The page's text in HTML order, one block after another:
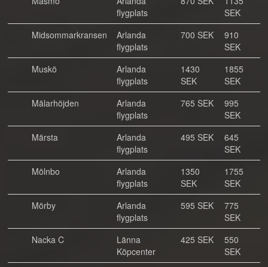
flygplats
SEK
Midsommarkransen
Arlanda
flygplats
700 SEK
910
SEK
Muskö
Arlanda
flygplats
1430
SEK
1855
SEK
Mälarhöjden
Arlanda
flygplats
765 SEK
995
SEK
Märsta
Arlanda
flygplats
495 SEK
645
SEK
Mölnbo
Arlanda
flygplats
1350
SEK
1755
SEK
Mörby
Arlanda
flygplats
595 SEK
775
SEK
Nacka C
Länna
Köpcenter
425 SEK
550
SEK